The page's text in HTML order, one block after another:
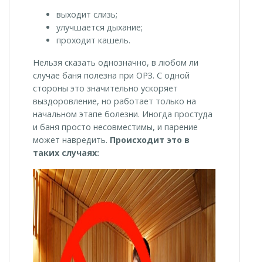
выходит слизь;
улучшается дыхание;
проходит кашель.
Нельзя сказать однозначно, в любом ли
случае баня полезна при ОРЗ. С одной
стороны это значительно ускоряет
выздоровление, но работает только на
начальном этапе болезни. Иногда простуда
и баня просто несовместимы, и парение
может навредить. Происходит это в
таких случаях: